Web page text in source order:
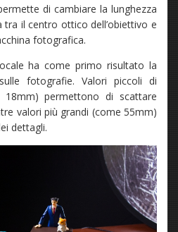
di cambiare la lunghezza
il centro ottico dell’obiettivo e
fotografica.
ha come primo risultato la
fotografie. Valori piccoli di
18mm) permettono di scattare
valori più grandi (come 55mm)
dettagli.